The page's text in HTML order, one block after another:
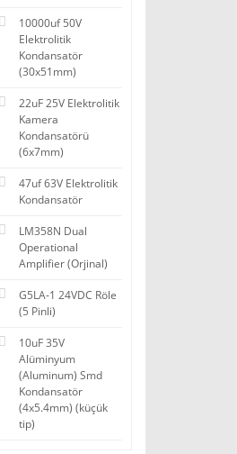
10000uf 50V
Elektrolitik
Kondansatör
(30x51mm)
22uF 25V Elektrolitik
Kamera
Kondansatörü
(6x7mm)
47uf 63V Elektrolitik
Kondansatör
LM358N Dual
Operational
Amplifier (Orjinal)
G5LA-1 24VDC Röle
(5 Pinli)
10uF 35V
Alüminyum
(Aluminum) Smd
Kondansatör
(4x5.4mm) (küçük
tip)